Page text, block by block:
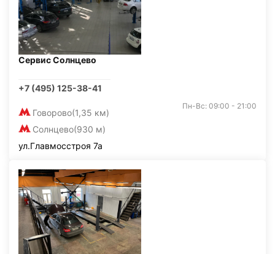
Сервис Солнцево
+7 (495) 125-38-41
Говорово(1,35 км)
Солнцево(930 м)
Пн-Вс: 09:00 - 21:00
ул.Главмосстроя 7а